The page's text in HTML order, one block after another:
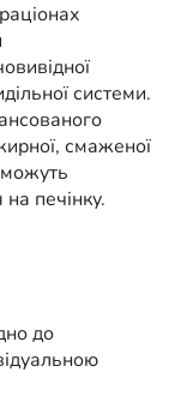
системи.
смаженої
можуть
печінку.
до